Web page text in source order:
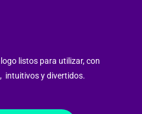
listos para utilizar, con
intuitivos y divertidos.